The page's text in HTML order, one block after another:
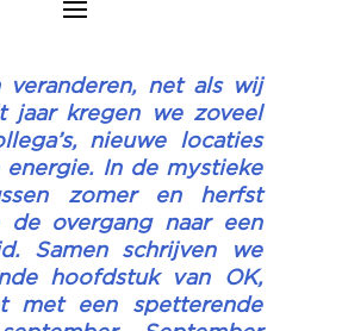
veranderen, net als wij
jaar kregen we zoveel
nieuwe locaties
energie. In de mystieke
zomer en herfst
de overgang naar een
Samen schrijven we
hoofdstuk van OK,
met een spetterende